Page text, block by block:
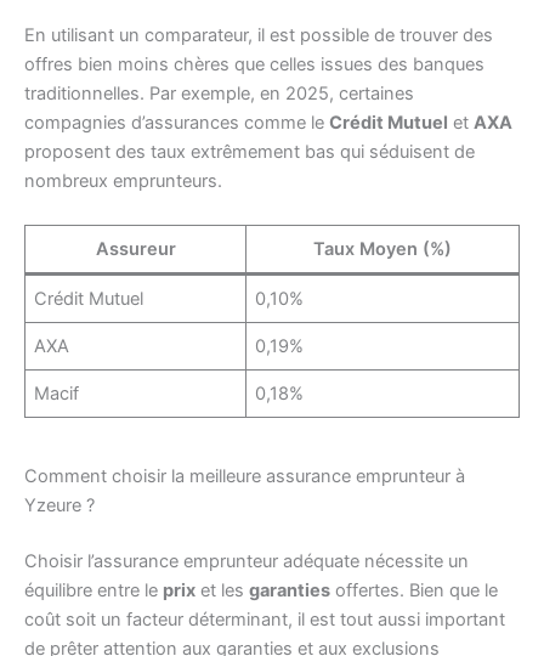
En utilisant un comparateur, il est possible de trouver des
offres bien moins chères que celles issues des banques
traditionnelles. Par exemple, en 2025, certaines
compagnies d’assurances comme le Crédit Mutuel et AXA
proposent des taux extrêmement bas qui séduisent de
nombreux emprunteurs.
Assureur Taux Moyen (%)
Crédit Mutuel 0,10%
AXA 0,19%
Macif 0,18%
Comment choisir la meilleure assurance emprunteur à
Yzeure ?
Choisir l’assurance emprunteur adéquate nécessite un
équilibre entre le prix et les garanties offertes. Bien que le
coût soit un facteur déterminant, il est tout aussi important
de prêter attention aux garanties et aux exclusions